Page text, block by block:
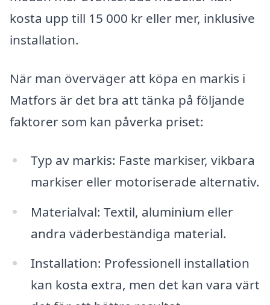
kosta upp till 15 000 kr eller mer, inklusive
installation.
När man överväger att köpa en markis i
Matfors är det bra att tänka på följande
faktorer som kan påverka priset:
Typ av markis: Faste markiser, vikbara
markiser eller motoriserade alternativ.
Materialval: Textil, aluminium eller
andra väderbeständiga material.
Installation: Professionell installation
kan kosta extra, men det kan vara värt